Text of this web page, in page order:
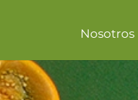
Nosotros